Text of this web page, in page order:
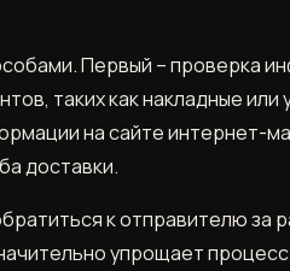
Первый – проверка
таких как накладные или
на сайте интернет-
доставки.
к отправителю за
упрощает